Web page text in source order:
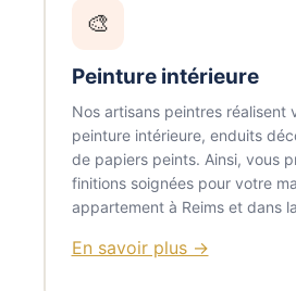
🎨
Peinture intérieure
Nos artisans peintres réalisent
peinture intérieure, enduits
de papiers peints. Ainsi, vous
finitions soignées pour votre
appartement à Reims et dans
En savoir plus →